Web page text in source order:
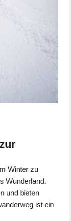
Winter zu
Wunderland.
und bieten
ist ein